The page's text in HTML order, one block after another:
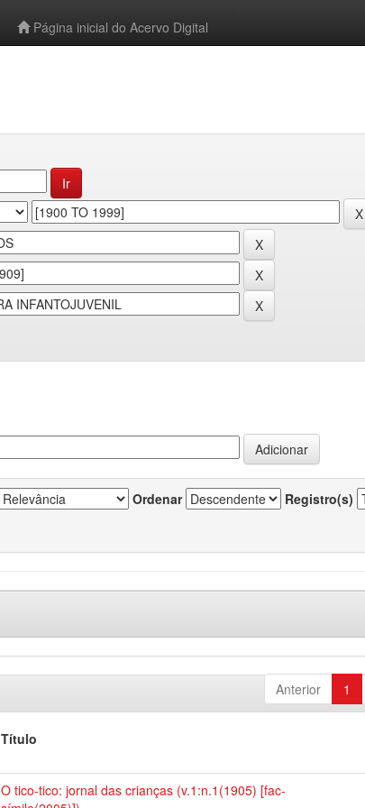
Página inicial do Acervo Digital
Ordenar Registro(s)
Anterior 1
Título
O tico-tico: jornal das crianças (v.1:n.1(1905) [fac-